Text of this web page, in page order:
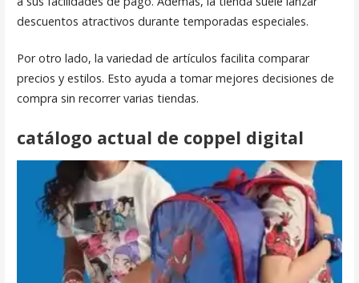
descuentos atractivos durante temporadas especiales.
Por otro lado, la variedad de artículos facilita comparar
precios y estilos. Esto ayuda a tomar mejores decisiones de
compra sin recorrer varias tiendas.
catálogo actual de coppel digital